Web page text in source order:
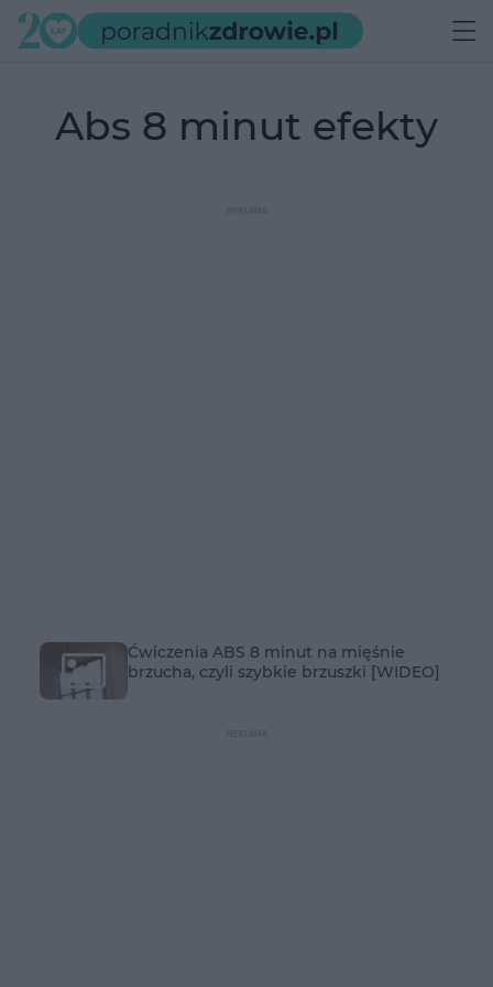
abs 8 minut efekty
Ćwiczenia ABS 8 minut na mięśnie
brzucha, czyli szybkie brzuszki [WIDEO]